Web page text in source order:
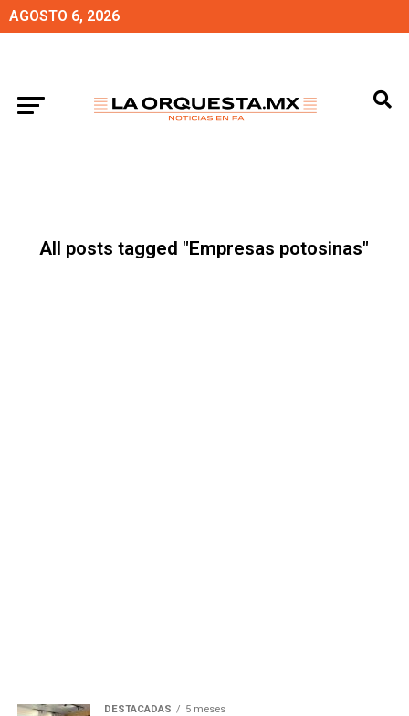
AGOSTO 6, 2026
All posts tagged "Empresas potosinas"
DESTACADAS 5 meses